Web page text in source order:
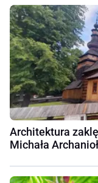
Architektura
Michała